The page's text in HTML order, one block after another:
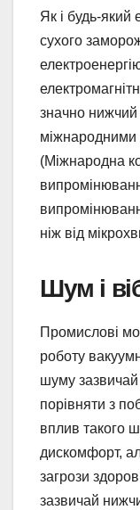
Як і будь-який
сухого
значно нижчий
міжнародними
(Міжнародна
ніж від
Шум і
Промислові
роботу
шуму
порівняти з
вплив такого
дискомфорт,
загрози
зазвичай